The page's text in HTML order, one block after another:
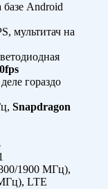
Android
мультитач на
гораздо
Snapdragon
1900 МГц),
LTE